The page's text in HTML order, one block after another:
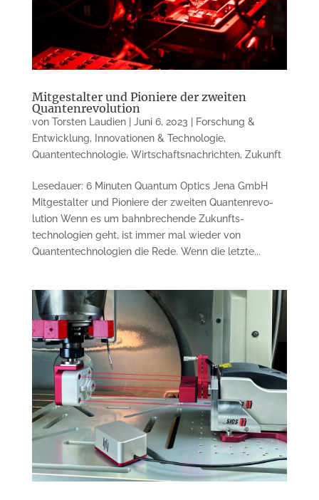
Mitgestalter und Pioniere der zweiten
Quantenrevolution
von Torsten Laudien| Juni 6, 2023
Forschung &
Entwicklung, Innovationen & Technologie,
Quantentechnologie, Wirtschaftsnachrichten, Zukunft
Lesedauer: 6 Minuten Quantum Optics Jena GmbH
Mitgestalter und Pionie­re der zweiten Quan­ten­re­vo­
lution Wenn es um bahnbrechende Zu­kunfts­
technologien geht, ist immer mal wieder von
Quantentechnologien die Rede. Wenn die letz­te...